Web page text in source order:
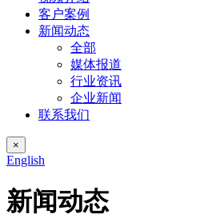
客户案例
新闻动态
全部
媒体报道
行业资讯
企业新闻
联系我们
×
English
新闻动态